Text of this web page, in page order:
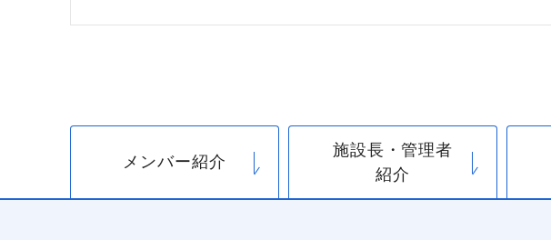
メンバー紹介
施設長・管理者
紹介